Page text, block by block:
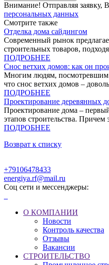
Внимание! Отправляя заявку,
персональных данных
Смотрите также
Отделка дома сайдингом
Современный рынок
строительных товаров,
ПОДРОБНЕЕ
Снос ветхих домов: как он
Многим людям,
что снос ветхих домов –
ПОДРОБНЕЕ
Проектирование деревянных
Проектирование дома –
этапов строительства. Причем
ПОДРОБНЕЕ
Возврат к списку
+79106478433
energiya.rf@mail.ru
Соц сети и мессенджеры:
О КОМПАНИИ
Новости
Контроль качества
Отзывы
Вакансии
СТРОИТЕЛЬСТВО